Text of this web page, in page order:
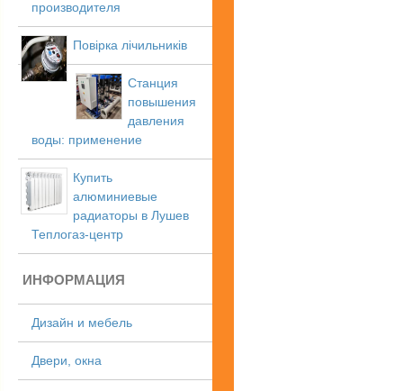
производителя
Повірка лічильників
Станция
повышения
давления
воды: применение
Купить
алюминиевые
радиаторы в Лушев
Теплогаз-центр
ИНФОРМАЦИЯ
Дизайн и мебель
Двери, окна